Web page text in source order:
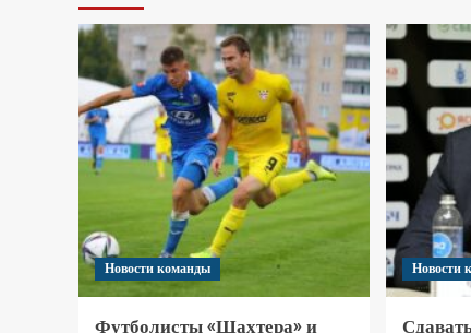
Новости команды
Футболисты «Шахтера» и
Новости